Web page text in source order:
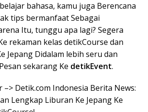
bahasa, kamu juga Berencana
tips bermanfaat Sebagai
Itu, tunggu apa lagi? Segera
rekaman kelas detikCourse dan
Jepang Didalam lebih seru dan
sekarang Ke detikEvent.
Detik.com Indonesia Berita News:
Lengkap Liburan Ke Jepang Ke